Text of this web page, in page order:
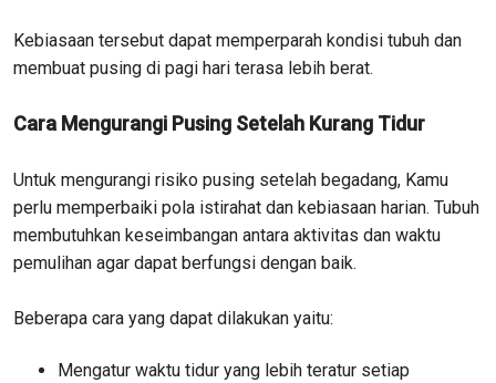
Kebiasaan tersebut dapat memperparah kondisi tubuh dan
membuat pusing di pagi hari terasa lebih berat.
Cara Mengurangi Pusing Setelah Kurang Tidur
Untuk mengurangi risiko pusing setelah begadang, Kamu
perlu memperbaiki pola istirahat dan kebiasaan harian. Tubuh
membutuhkan keseimbangan antara aktivitas dan waktu
pemulihan agar dapat berfungsi dengan baik.
Beberapa cara yang dapat dilakukan yaitu:
Mengatur waktu tidur yang lebih teratur setiap